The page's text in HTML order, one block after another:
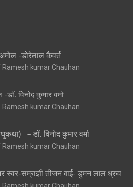
अमोल -डोरेलाल कैवर्त
Ramesh kumar Chauhan
विनोद कुमार वर्मा
Ramesh kumar Chauhan
– डॉ. विनोद कुमार वर्मा
Ramesh kumar Chauhan
स्वर-सम्राज्ञी तीजन बाई- डुमन लाल ध्रुव